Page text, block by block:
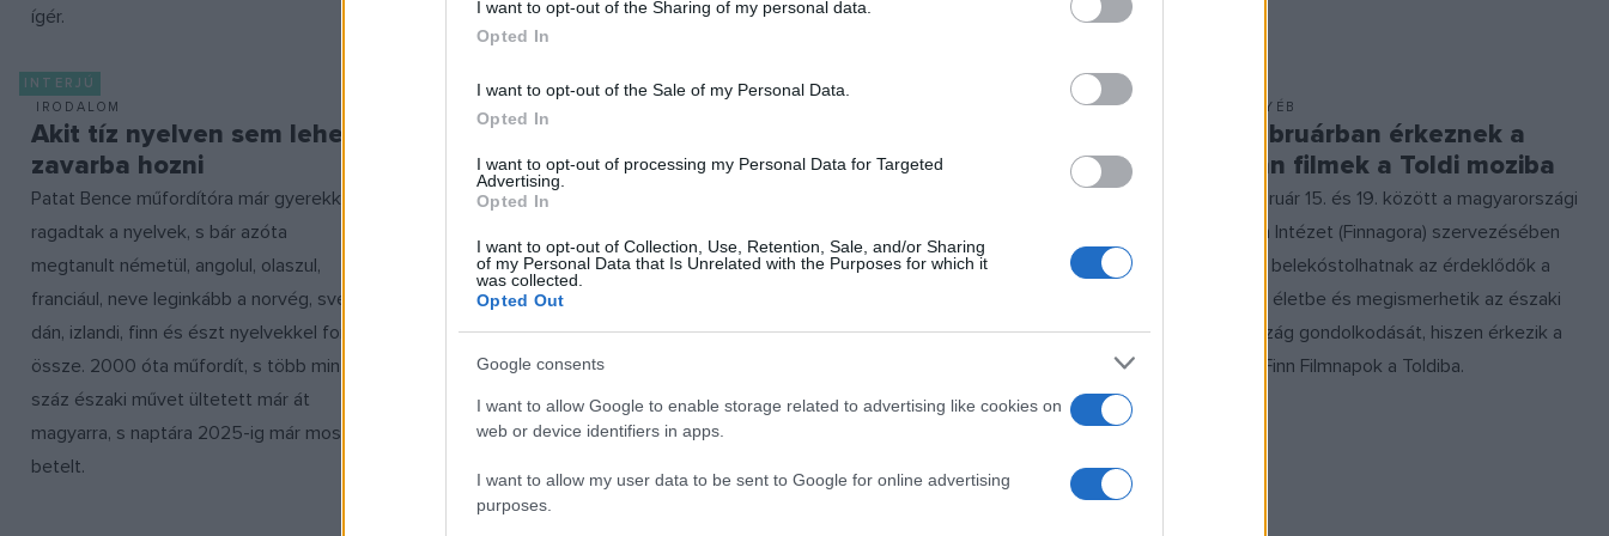
I want to opt-out of the Sharing of my personal data.
Opted In
I want to opt-out of the Sale of my Personal Data.
Opted In
I want to opt-out of processing my Personal Data for Targeted
Advertising.
Opted In
I want to opt-out of Collection, Use, Retention, Sale, and/or Sharing
of my Personal Data that Is Unrelated with the Purposes for which it
was collected.
Opted Out
Google consents
I want to allow Google to enable storage related to advertising like cookies on
web or device identifiers in apps.
I want to allow my user data to be sent to Google for online advertising
purposes.
ígér.
INTERJÚ
IRODALOM
Akit tíz nyelven sem lehet
zavarba hozni
Patat Bence műfordítóra már gyerekként
ragadtak a nyelvek, s bár azóta
megtanult németül, angolul, olaszul,
franciául, neve leginkább a norvég, svéd,
dán, izlandi, finn és észt nyelvekkel forrt
össze. 2000 óta műfordít, s több mint
száz északi művet ültetett már át
magyarra, s naptára 2025-ig már most
betelt.
A sárba ragadt szekér és
Isten ereje
Balázs öcsém gyerekként azt a különös
filmeket hajlandó megnézni, amelyekben
felhőkarcolók és számítógépek vannak.
Kaurismäki új filmje, a Hulló levelek limlom
tájai és tárgyi környezetének
igénytelensége miatt biztosan nem lett
volna a kedvére.
tanulhatjuk meg a finn
nemzetközi pályázaton keresi azt a tíz
boldogságreceptet. Magyarországra
kollektíve ráférne egy ilyen tanfolyam,
hiszen Ukrajnán kívül az összes
szomszédunk beelőz minket boldogság
EGYÉB
Februárban érkeznek a
finn filmek a Toldi moziba
Február 15. és 19. között a magyarországi
Finn Intézet (Finnagora) szervezésében
újra belekóstolhatnak az érdeklődők a
finn életbe és megismerhetik az északi
ország gondolkodását, hiszen érkezik a
12. Finn Filmnapok a Toldiba.